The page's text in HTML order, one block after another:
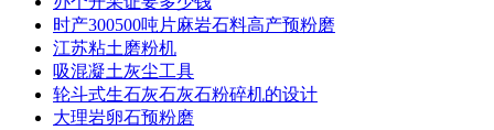
时产300500吨片麻岩石料高产预粉磨
江苏粘土磨粉机
吸混凝土灰尘工具
轮斗式生石灰石灰石粉碎机的设计
大理岩卵石预粉磨